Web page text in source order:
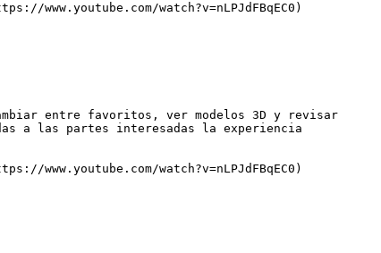
watch?v=nLPJdFBqEC0)
entre favoritos, ver modelos 3D y revisar
a las partes interesadas la experiencia
watch?v=nLPJdFBqEC0)